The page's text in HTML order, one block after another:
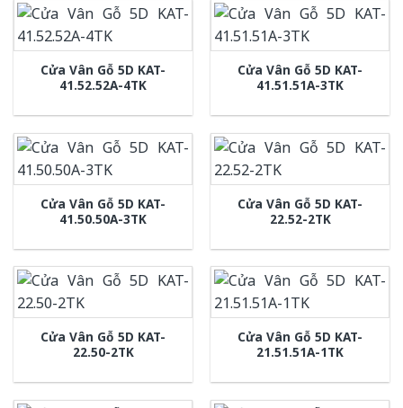
Cửa Vân Gỗ 5D KAT-
41.52.52A-4TK
Cửa Vân Gỗ 5D KAT-
41.51.51A-3TK
Cửa Vân Gỗ 5D KAT-
41.50.50A-3TK
Cửa Vân Gỗ 5D KAT-
22.52-2TK
Cửa Vân Gỗ 5D KAT-
22.50-2TK
Cửa Vân Gỗ 5D KAT-
21.51.51A-1TK